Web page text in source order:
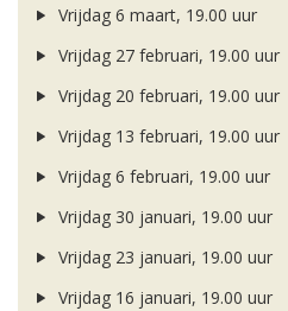
Vrijdag 6 maart, 19.00 uur
Vrijdag 27 februari, 19.00 uur
Vrijdag 20 februari, 19.00 uur
Vrijdag 13 februari, 19.00 uur
Vrijdag 6 februari, 19.00 uur
Vrijdag 30 januari, 19.00 uur
Vrijdag 23 januari, 19.00 uur
Vrijdag 16 januari, 19.00 uur